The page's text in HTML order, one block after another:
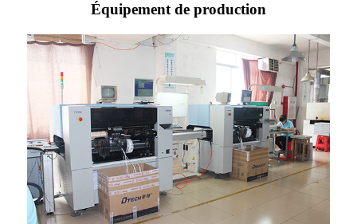
Équipement de production